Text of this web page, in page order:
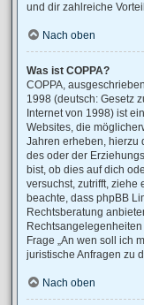
und dir zahlreiche
Nach oben
Was ist COPPA?
COPPA,
1998 (deutsch: Gesetz
Internet von 1998) ist
Websites, die
Jahren erheben, hierzu
des oder der
bist, ob dies auf dich
versuchst, zutrifft, ziehe
beachte, dass phpBB
Rechtsberatung
Frage „An wen soll ich
juristische Anfragen zu
Nach oben